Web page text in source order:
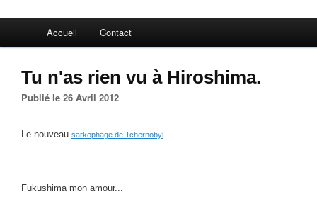
Accueil Contact
Tu n'as rien vu à Hiroshima.
Publié le 26 Avril 2012
Le nouveau sarkophage de Tchernobyl...
Fukushima mon amour...